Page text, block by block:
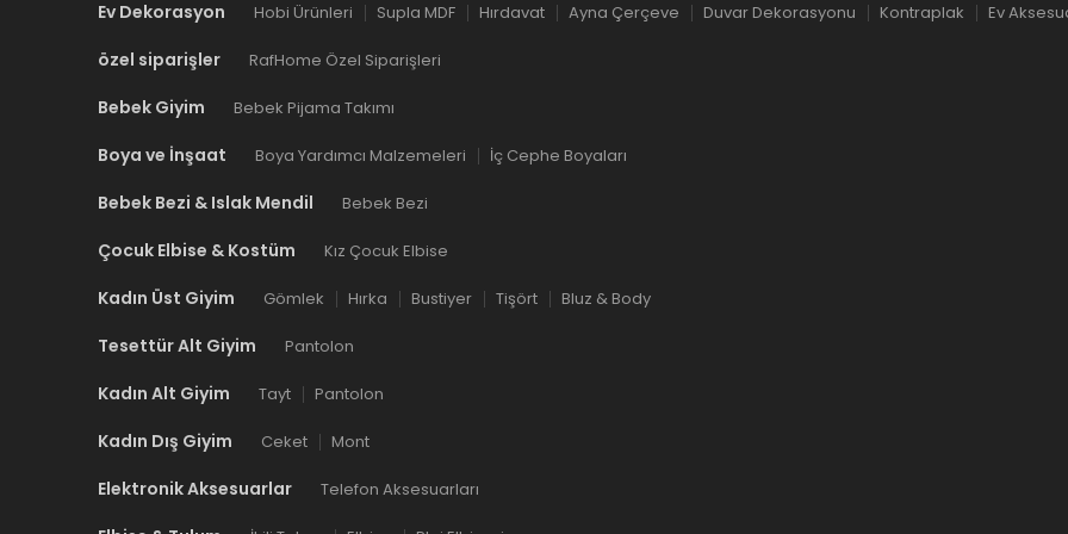
Ev Dekorasyon Hobi Ürünleri Supla MDF Hırdavat Ayna Çerçeve Duvar Dekorasyonu Kontraplak Ev
özel siparişler RafHome Özel Siparişleri
Bebek Giyim Bebek Pijama Takımı
Boya ve İnşaat Boya Yardımcı Malzemeleri İç Cephe Boyaları
Bebek Bezi & Islak Mendil Bebek Bezi
Çocuk Elbise & Kostüm Kız Çocuk Elbise
Kadın Üst Giyim Gömlek Hırka Bustiyer Tişört Bluz & Body
Tesettür Alt Giyim Pantolon
Kadın Alt Giyim Tayt Pantolon
Kadın Dış Giyim Ceket Mont
Elektronik Aksesuarlar Telefon Aksesuarları